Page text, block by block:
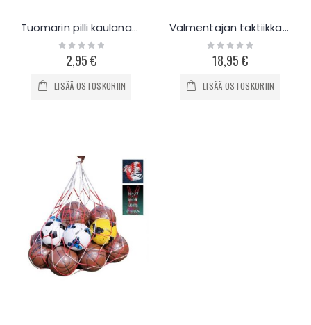
Tuomarin pilli kaulanauhalla
Rating:
0%2,95 €
LISÄÄ OSTOSKORIIN
Valmentajan taktiikkakansio, jalkapallo
Rating:
0%
18,95 €
LISÄÄ OSTOSKORIIN